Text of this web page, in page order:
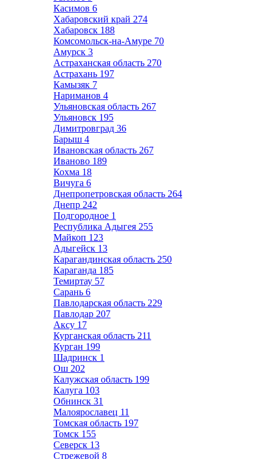
Касимов 6
Хабаровский край 274
Хабаровск 188
Комсомольск-на-Амуре 70
Амурск 3
Астраханская область 270
Астрахань 197
Камызяк 7
Нариманов 4
Ульяновская область 267
Ульяновск 195
Димитровград 36
Барыш 4
Ивановская область 267
Иваново 189
Кохма 18
Вичуга 6
Днепропетровская область 264
Днепр 242
Подгородное 1
Республика Адыгея 255
Майкоп 123
Адыгейск 13
Карагандинская область 250
Караганда 185
Темиртау 57
Сарань 6
Павлодарская область 229
Павлодар 207
Аксу 17
Курганская область 211
Курган 199
Шадринск 1
Ош 202
Калужская область 199
Калуга 103
Обнинск 31
Малоярославец 11
Томская область 197
Томск 155
Северск 13
Стрежевой 8